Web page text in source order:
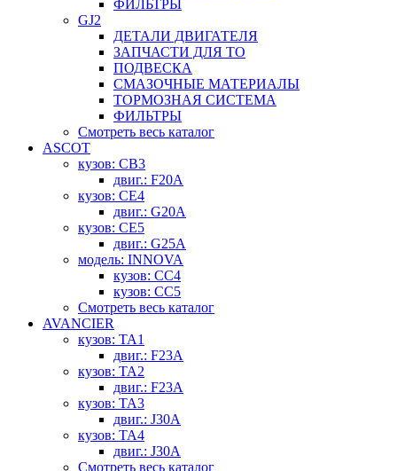
ФИЛЬТРЫ
GJ2
ДЕТАЛИ ДВИГАТЕЛЯ
ЗАПЧАСТИ ДЛЯ ТО
ПОДВЕСКА
СМАЗОЧНЫЕ МАТЕРИАЛЫ
ТОРМОЗНАЯ СИСТЕМА
ФИЛЬТРЫ
Смотреть весь каталог
ASCOT
кузов: CB3
двиг.: F20A
кузов: CE4
двиг.: G20A
кузов: CE5
двиг.: G25A
модель: INNOVA
кузов: CC4
кузов: CC5
Смотреть весь каталог
AVANCIER
кузов: TA1
двиг.: F23A
кузов: TA2
двиг.: F23A
кузов: TA3
двиг.: J30A
кузов: TA4
двиг.: J30A
Смотреть весь каталог